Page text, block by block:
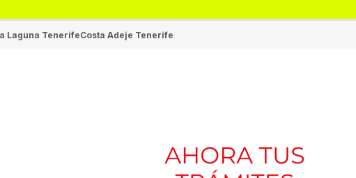
Laguna TenerifeCosta Adeje Tenerife